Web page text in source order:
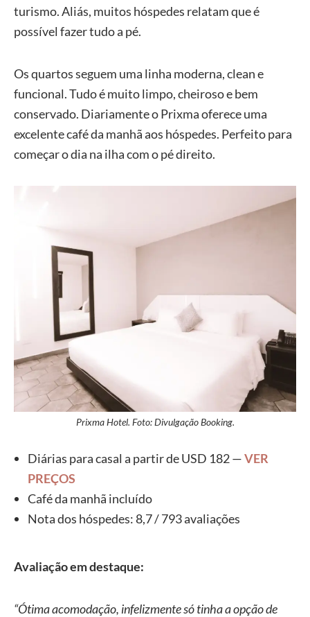
turismo. Aliás, muitos hóspedes relatam que é
possível fazer tudo a pé.
Os quartos seguem uma linha moderna, clean e
funcional. Tudo é muito limpo, cheiroso e bem
conservado. Diariamente o Prixma oferece uma
excelente café da manhã aos hóspedes. Perfeito para
começar o dia na ilha com o pé direito.
Prixma Hotel. Foto: Divulgação Booking.
Diárias para casal a partir de USD 182 —VER
PREÇOS
Café da manhã incluído
Nota dos hóspedes: 8,7 / 793 avaliações
Avaliação em destaque:
“Ótima acomodação, infelizmente só tinha a opção de